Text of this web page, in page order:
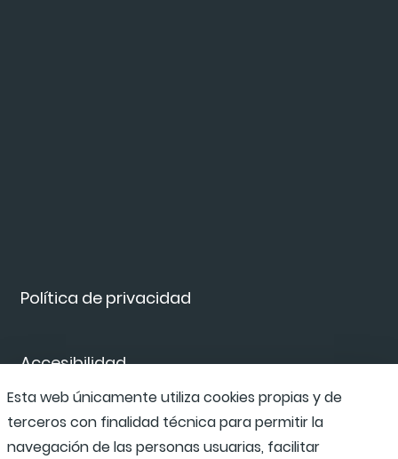
Política de privacidad
Accesibilidad
Canal de denuncias
Esta web únicamente utiliza cookies propias y de
terceros con finalidad técnica para permitir la
navegación de las personas usuarias, facilitar